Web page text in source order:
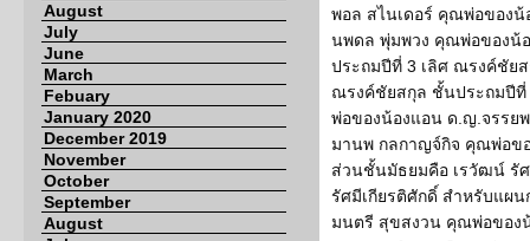
August
July
June
March
Febuary
January 2020
December 2019
November
October
September
August
พอล สไนเดอร์ คุณพ่อของน้
นพดล พุ่มพวง คุณพ่อของน้
ประถมปีที่ 3 เลิศ ณรงค์ชัย
ณรงค์ชัยสกุล ชั้นประถมปี
พ่อของน้องแอน ด.ญ.จรร
มานพ กลกาญจ์กิจ คุณพ่อข
ส่วนชั้นมัธยมคือ เรวัฒน์ รั
รัศมีเกียรติศักดิ์ สำหรับแผ
มนตรี สุขสงวน คุณพ่อของ